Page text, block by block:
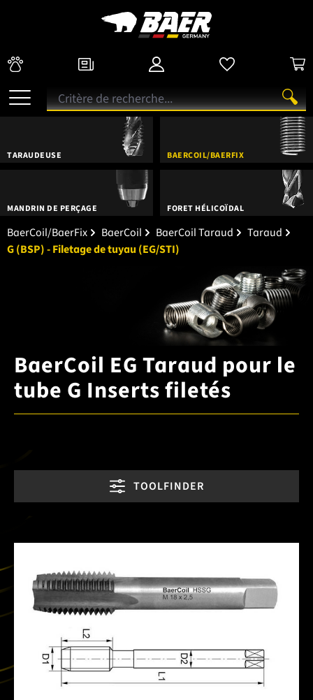
TARAUDEUSE BAERCOIL/BAERFIX
MANDRIN DE PERÇAGE FORET HÉLICOÏDAL
BaerCoil/BaerFix BaerCoil BaerCoil Taraud
Taraud
G (BSP) - Filetage de tuyau (EG/STI)
BaerCoil EG Taraud pour le
tube G Inserts filetés
TOOLFINDER